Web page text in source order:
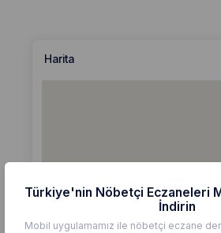
Harita
Türkiye'nin Nöbetçi Eczaneleri
İndirin
Mobil uygulamamız ile nöbetçi eczane